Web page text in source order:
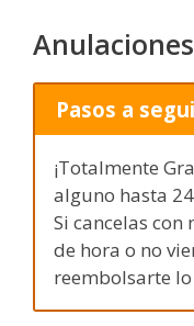
Anulaciones
Pasos a
¡Totalmente
alguno hasta
Si cancelas
de hora o no
reembolsarte